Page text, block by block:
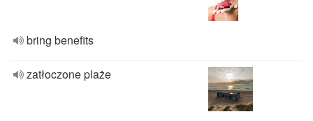
bring benefits
zatłoczone plaże